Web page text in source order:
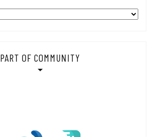
PART OF COMMUNITY